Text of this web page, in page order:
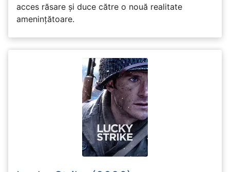
acces răsare și duce către o nouă realitate
amenințătoare.